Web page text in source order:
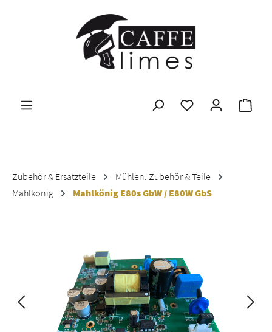
Zum Hauptinhalt springen
Zubehör & Ersatzteile
Mühlen: Zubehör & Teile
Mahlkönig
Mahlkönig E80s GbW / E80W GbS